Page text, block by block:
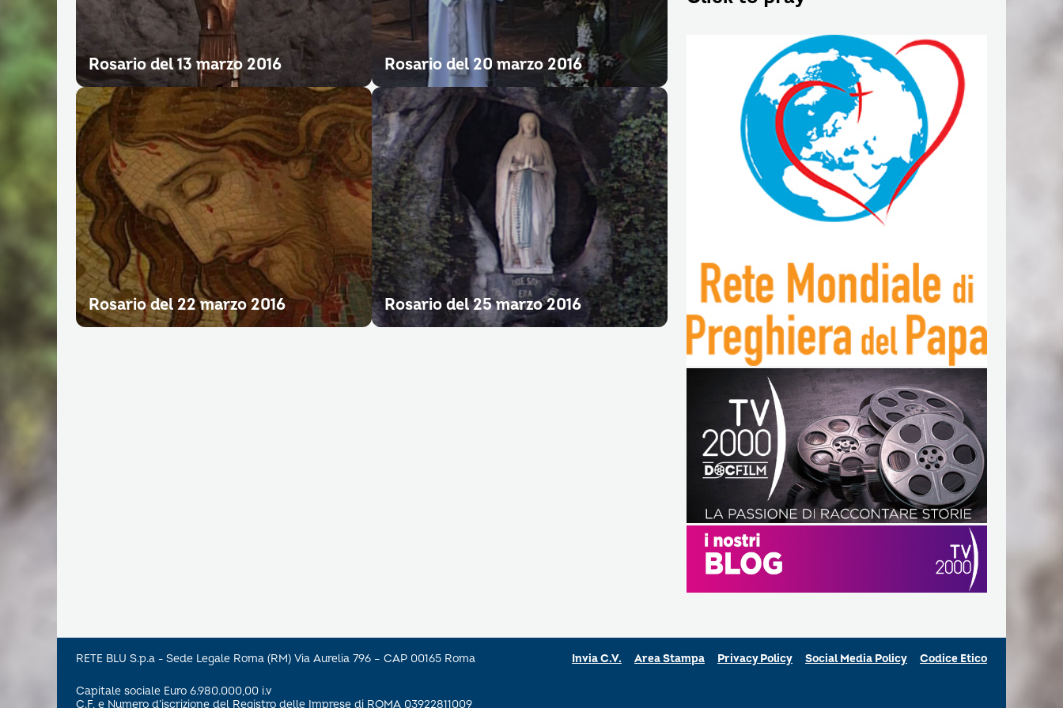
Rosario del 13 marzo 2016 Rosario del 20 marzo 2016
Rosario del 22 marzo 2016 Rosario del 25 marzo 2016
RETE BLU S.p.a - Sede Legale Roma (RM) Via Aurelia 796 – CAP 00165 Roma
Capitale sociale Euro 6.980.000,00 i.v
C.F. e Numero d’iscrizione del Registro delle Imprese di ROMA 03922811009
Invia C.V. Area Stampa Privacy Policy Social Media Policy Codice Etico